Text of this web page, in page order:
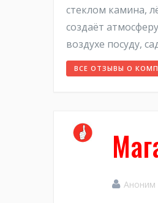
стеклом камина,
создаёт
воздухе посуду,
ВСЕ ОТЗЫВЫ О
Аноним